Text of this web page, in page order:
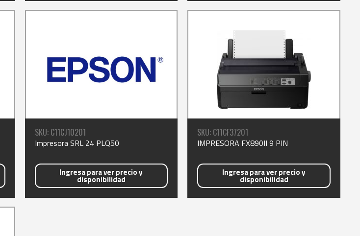
SKU: C11CJ10201
Impresora SRL 24 PLQ50
Ingresa para ver precio y
disponibilidad
SKU: C11CF37201
IMPRESORA FX890II 9 PIN
Ingresa para ver precio y
disponibilidad